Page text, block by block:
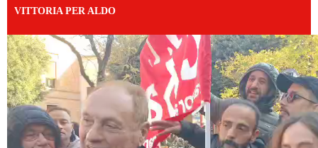
VITTORIA PER ALDO